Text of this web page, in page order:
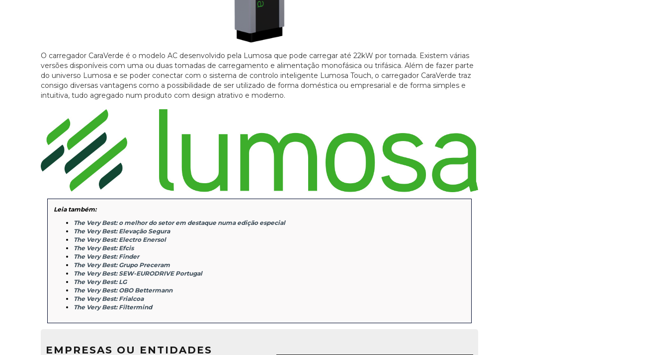
O carregador CaraVerde é o modelo AC desenvolvido pela Lumosa que pode carregar até 22kW por tomada. Existem várias
versões disponíveis com uma ou duas tomadas de carregamento e alimentação monofásica ou trifásica. Além de fazer parte
do universo Lumosa e se poder conectar com o sistema de controlo inteligente Lumosa Touch, o carregador CaraVerde traz
consigo diversas vantagens como a possibilidade de ser utilizado de forma doméstica ou empresarial e de forma simples e
intuitiva, tudo agregado num produto com design atrativo e moderno.
Leia também:
The Very Best: o melhor do setor em destaque numa edição especial
The Very Best: Elevação Segura
The Very Best: Electro Enersol
The Very Best: Efcis
The Very Best: Finder
The Very Best: Grupo Preceram
The Very Best: SEW-EURODRIVE Portugal
The Very Best: LG
The Very Best: OBO Bettermann
The Very Best: Frialcoa
The Very Best: Filtermind
EMPRESAS OU ENTIDADES